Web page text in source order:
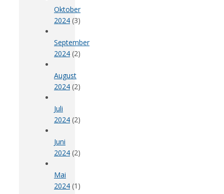
Oktober
2024 (3)
September
2024 (2)
August
2024 (2)
Juli
2024 (2)
Juni
2024 (2)
Mai
2024 (1)